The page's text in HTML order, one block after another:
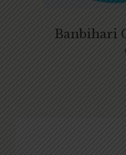
Banbihari